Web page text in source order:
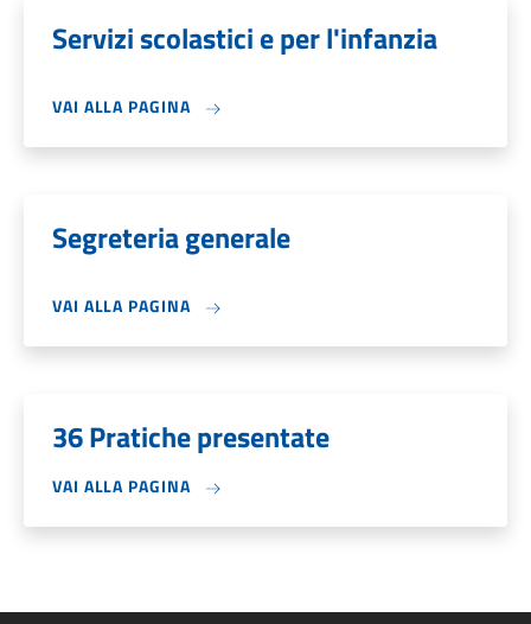
Servizi scolastici e per l'infanzia
VAI ALLA PAGINA
Segreteria generale
VAI ALLA PAGINA
36 Pratiche presentate
VAI ALLA PAGINA